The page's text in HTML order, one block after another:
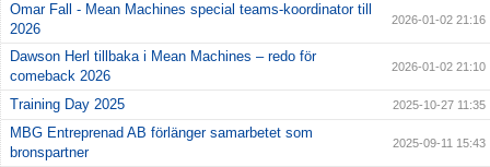
Omar Fall - Mean Machines special teams-koordinator till
2026
2026-01-02 21:16
Dawson Herl tillbaka i Mean Machines – redo för
comeback 2026
2026-01-02 21:10
Training Day 2025 2025-10-27 11:35
MBG Entreprenad AB förlänger samarbetet som
bronspartner
2025-09-11 15:43